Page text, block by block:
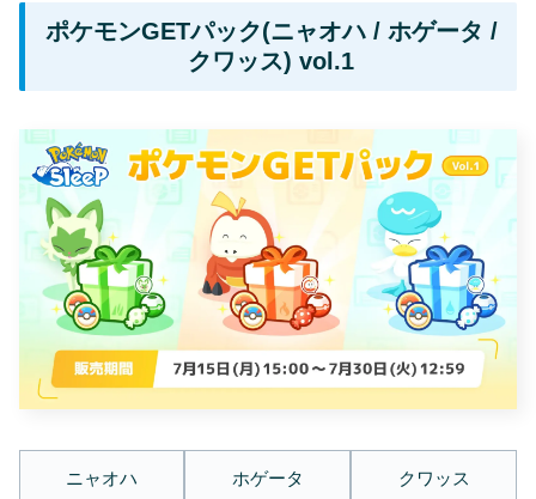
ポケモンGETパック(ニャオハ / ホゲータ /
クワッス) vol.1
ニャオハ
ホゲータ
クワッス